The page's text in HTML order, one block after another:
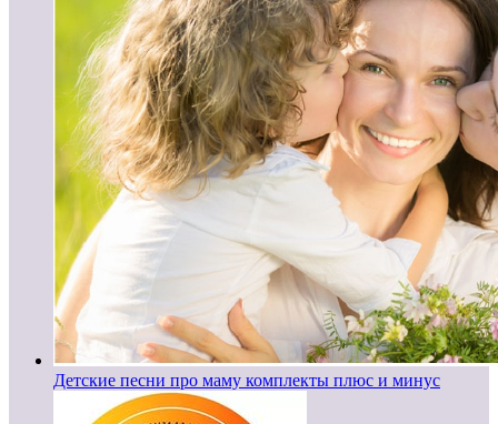
Детские песни про маму комплекты плюс и минус